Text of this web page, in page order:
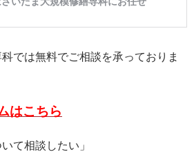
では無料でご相談を承っておりま
はこちら
て相談したい」